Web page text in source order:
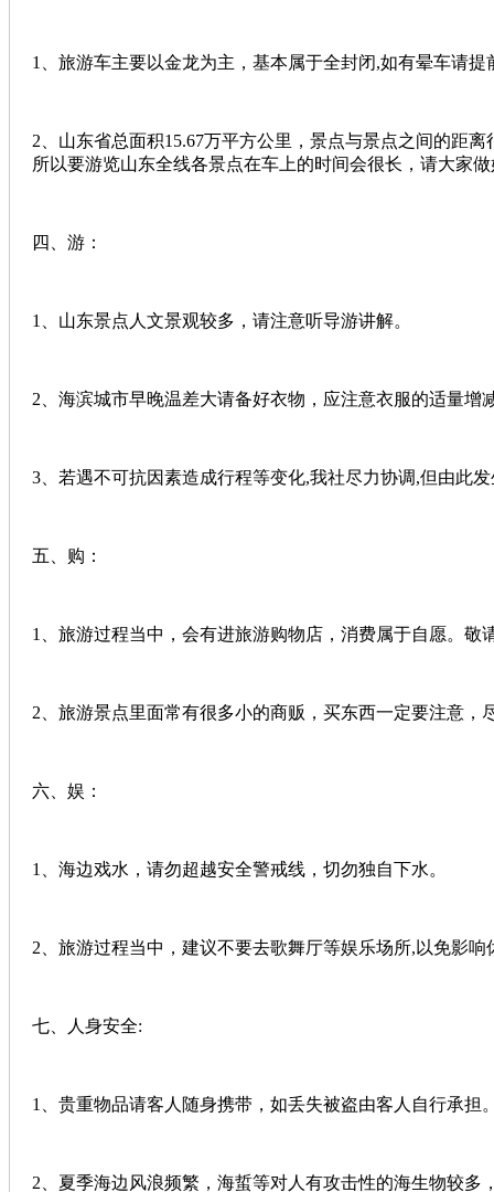
1、旅游车主要以金龙为主，基本属于全封闭,如有晕车请提
2、山东省总面积15.67万平方公里，景点与景点之间的距
所以要游览山东全线各景点在车上的时间会很长，请大家
四、游：
1、山东景点人文景观较多，请注意听导游讲解。
2、海滨城市早晚温差大请备好衣物，应注意衣服的适量增
3、若遇不可抗因素造成行程等变化,我社尽力协调,但由此
五、购：
1、旅游过程当中，会有进旅游购物店，消费属于自愿。敬
2、旅游景点里面常有很多小的商贩，买东西一定要注意，
六、娱：
1、海边戏水，请勿超越安全警戒线，切勿独自下水。
2、旅游过程当中，建议不要去歌舞厅等娱乐场所,以免影响
七、人身安全:
1、贵重物品请客人随身携带，如丢失被盗由客人自行承担
2、夏季海边风浪频繁，海蜇等对人有攻击性的海生物较